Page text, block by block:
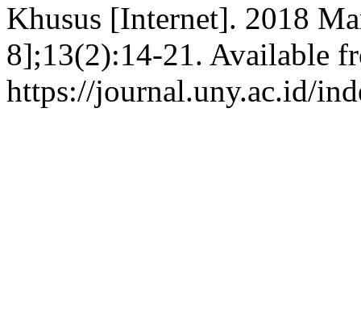
Khusus [Internet]. 2018
8];13(2):14-21. Available
https://journal.uny.ac.id/